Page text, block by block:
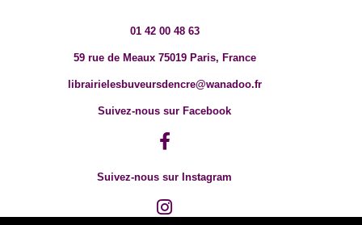
01 42 00 48 63
59 rue de Meaux 75019 Paris, France
librairielesbuveursdencre@wanadoo.fr
Suivez-nous sur Facebook
Suivez-nous sur Instagram